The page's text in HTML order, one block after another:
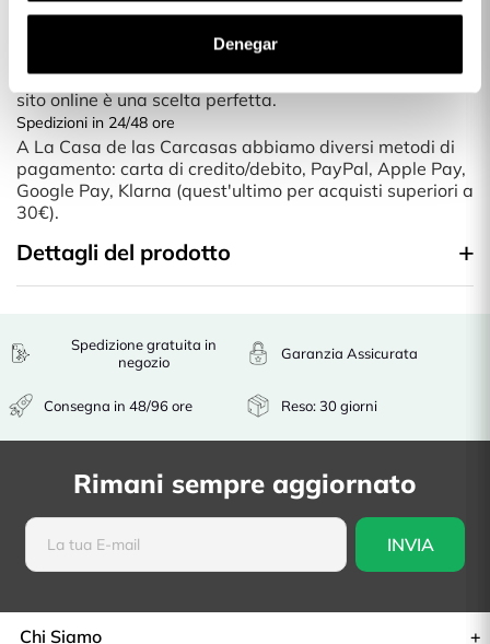
Denegar
le nuove cover per telefoni potrai proteggerlo con un
design esclusivo e divertente.
È una cover sottile, che non aggiunge peso o spessore al
tuo smartphone. Qualsiasi fantasia o modello del nostro
sito online è una scelta perfetta.
Spedizioni in 24/48 ore
A La Casa de las Carcasas abbiamo diversi metodi di
pagamento: carta di credito/debito, PayPal, Apple Pay,
Google Pay, Klarna (quest'ultimo per acquisti superiori a
30€).
Dettagli del prodotto
Spedizione gratuita in
negozio
Consegna in 48/96 ore
Garanzia Assicurata
Reso: 30 giorni
Rimani sempre aggiornato
Chi Siamo